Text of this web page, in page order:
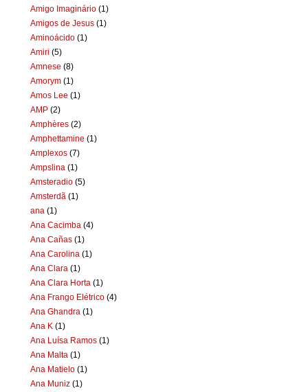
Amigo Imaginário (1)
Amigos de Jesus (1)
Aminoácido (1)
Amiri (5)
Amnese (8)
Amorym (1)
Amos Lee (1)
AMP (2)
Amphères (2)
Amphettamine (1)
Amplexos (7)
Ampslina (1)
Amsteradio (5)
Amsterdã (1)
ana (1)
Ana Cacimba (4)
Ana Cañas (1)
Ana Carolina (1)
Ana Clara (1)
Ana Clara Horta (1)
Ana Frango Elétrico (4)
Ana Ghandra (1)
Ana K (1)
Ana Luísa Ramos (1)
Ana Malta (1)
Ana Matielo (1)
Ana Muniz (1)